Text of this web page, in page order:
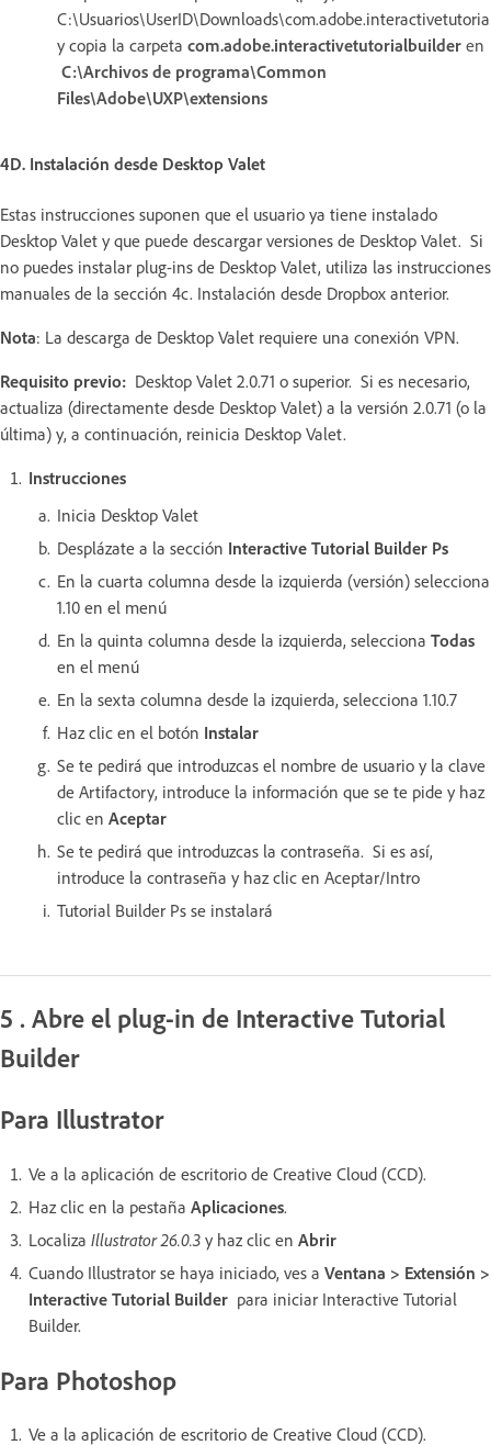
y copia la carpeta com.adobe.interactivetutorialbuilder en
C:\Archivos de programa\Common
Files\Adobe\UXP\extensions
4D. Instalación desde Desktop Valet
Estas instrucciones suponen que el usuario ya tiene instalado
Desktop Valet y que puede descargar versiones de Desktop Valet. Si
no puedes instalar plug-ins de Desktop Valet, utiliza las instrucciones
manuales de la sección 4c. Instalación desde Dropbox anterior.
Nota: La descarga de Desktop Valet requiere una conexión VPN.
Requisito previo: Desktop Valet 2.0.71 o superior. Si es necesario,
actualiza (directamente desde Desktop Valet) a la versión 2.0.71 (o la
última) y, a continuación, reinicia Desktop Valet.
Instrucciones
Inicia Desktop Valet
Desplázate a la sección Interactive Tutorial Builder Ps
En la cuarta columna desde la izquierda (versión) selecciona
1.10 en el menú
En la quinta columna desde la izquierda, selecciona Todas
en el menú
En la sexta columna desde la izquierda, selecciona 1.10.7
Haz clic en el botón Instalar
Se te pedirá que introduzcas el nombre de usuario y la clave
de Artifactory, introduce la información que se te pide y haz
clic en Aceptar
Se te pedirá que introduzcas la contraseña. Si es así,
introduce la contraseña y haz clic en Aceptar/Intro
Tutorial Builder Ps se instalará
5 . Abre el plug-in de Interactive Tutorial
Builder
Para Illustrator
Ve a la aplicación de escritorio de Creative Cloud (CCD).
Haz clic en la pestaña Aplicaciones.
Localiza Illustrator 26.0.3 y haz clic en Abrir
Cuando Illustrator se haya iniciado, ves a Ventana > Extensión >
Interactive Tutorial Builder para iniciar Interactive Tutorial
Builder.
Para Photoshop
Ve a la aplicación de escritorio de Creative Cloud (CCD).